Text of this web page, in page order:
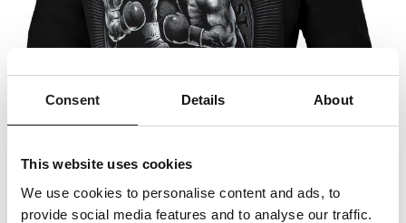
Consent Details About
This website uses cookies
We use cookies to personalise content and ads, to
provide social media features and to analyse our traffic.